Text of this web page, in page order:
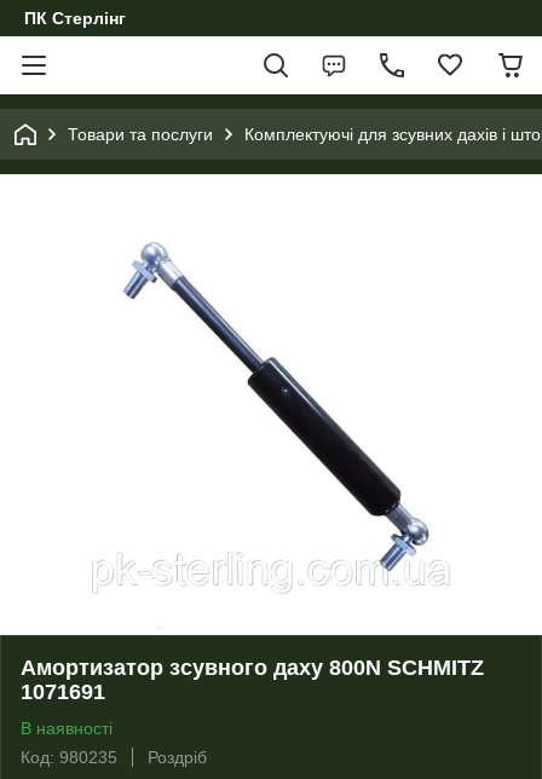
ПК Стерлінг
Товари та послуги Комплектуючі для зсувних дахів і
Амортизатор зсувного даху 800N SCHMITZ
1071691
В наявності
Код: 980235
Роздріб